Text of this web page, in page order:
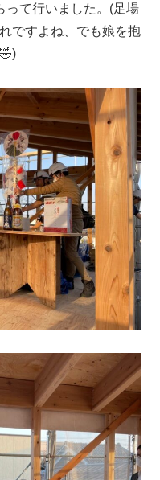
って行いました。(足場
ですよね、でも娘を抱